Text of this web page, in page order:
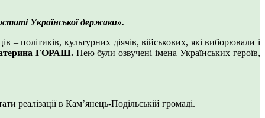
Української держави».
– політиків, культурних діячів, військових, які виборювали і
ГОРАШ. Нею були озвучені імена Українських героїв,
реалізації в Кам’янець-Подільській громаді.